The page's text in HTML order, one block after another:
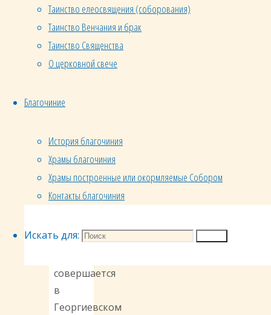
Таинство елеосвящения (соборования)
Таинство Венчания и брак
Таинство Священства
О церковной свече
Благочиние
История благочиния
Храмы благочиния
Храмы построенные или окормляемые Собором
Контакты благочиния
Искать для:
бесед
выдаётся
свидетельство
установленного
как
крещение,
так и
стать
восприемником
родителем).
совершается
в
Георгиевском